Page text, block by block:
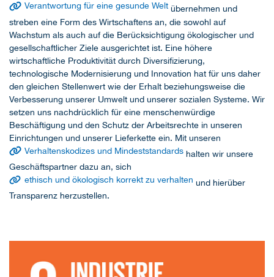
Verantwortung für eine gesunde Welt übernehmen und
streben eine Form des Wirtschaftens an, die sowohl auf
Wachstum als auch auf die Berücksichtigung ökologischer und
gesellschaftlicher Ziele ausgerichtet ist. Eine höhere
wirtschaftliche Produktivität durch Diversifizierung,
technologische Modernisierung und Innovation hat für uns daher
den gleichen Stellenwert wie der Erhalt beziehungsweise die
Verbesserung unserer Umwelt und unserer sozialen Systeme. Wir
setzen uns nachdrücklich für eine menschenwürdige
Beschäftigung und den Schutz der Arbeitsrechte in unseren
Einrichtungen und unserer Lieferkette ein. Mit unseren
Verhaltenskodizes und Mindeststandards halten wir unsere
Geschäftspartner dazu an, sich
ethisch und ökologisch korrekt zu verhalten und hierüber
Transparenz herzustellen.